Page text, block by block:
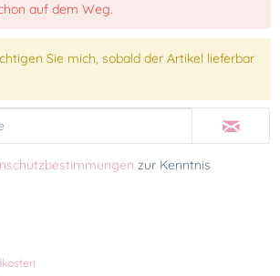
auf dem Weg.
Sie mich, sobald der Artikel lieferbar
zur Kenntnis